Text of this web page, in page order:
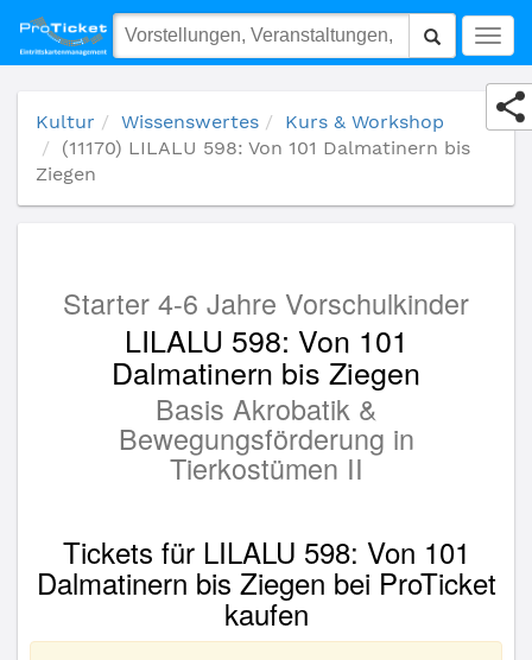
(11170) LILALU 598: Von 101 Dalmatinern bis Ziegen
Kultur Wissenswertes
Kurs & Workshop
(11170) LILALU 598: Von 101 Dalmatinern bis
Ziegen
Starter 4-6 Jahre Vorschulkinder
LILALU 598: Von 101
Dalmatinern bis Ziegen
Basis Akrobatik &
Bewegungsförderung in
Tierkostümen II
Tickets für LILALU 598: Von 101
Dalmatinern bis Ziegen bei ProTicket
kaufen